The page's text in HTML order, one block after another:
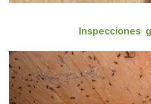
Inspecciones